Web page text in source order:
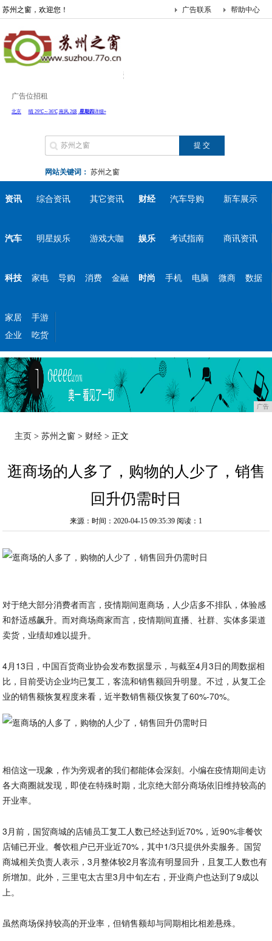
苏州之窗，欢迎您！ 帮助中心
广告联系
广告位招租
网站关键词： 苏州之窗
资讯 综合资讯 其它资讯 财经 汽车导购 新车展示
汽车 明星娱乐 游戏大咖 娱乐 考试指南 商讯资讯
科技 家电 导购 消费 金融 时尚 手机 电脑 微商 数据
家居
手游
企业
吃货
广告
主页 >苏州之窗 > 财经 > 正文
逛商场的人多了，购物的人少了，销售
回升仍需时日
来源：时间：2020-04-15 09:35:39 阅读：1
对于绝大部分消费者而言，疫情期间逛商场，人少店多不排队，体验感
和舒适感飙升。而对商场商家而言，疫情期间直播、社群、实体多渠道
卖货，业绩却难以提升。
4月13日，中国百货商业协会发布数据显示，与截至4月3日的周数据相
比，目前受访企业均已复工，客流和销售额回升明显。不过，从复工企
业的销售额恢复程度来看，近半数销售额仅恢复了60%-70%。
相信这一现象，作为旁观者的我们都能体会深刻。小编在疫情期间走访
各大商圈就发现，即使在特殊时期，北京绝大部分商场依旧维持较高的
开业率。
3月前，国贸商城的店铺员工复工人数已经达到近70%，近90%非餐饮
店铺已开业。餐饮租户已开业近70%，其中1/3只提供外卖服务。国贸
商城相关负责人表示，3月整体较2月客流有明显回升，且复工人数也有
所增加。此外，三里屯太古里3月中旬左右，开业商户也达到了9成以
上。
虽然商场保持较高的开业率，但销售额却与同期相比相差悬殊。